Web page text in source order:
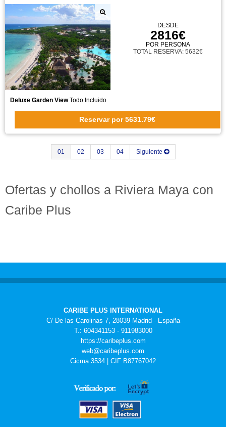
DESDE
2816€
POR PERSONA
TOTAL RESERVA: 5632€
Deluxe Garden ViewTodo Incluido
Reservar por 5631.79€
01 02 03 04 Siguiente
Ofertas y chollos a Riviera Maya con
Caribe Plus
CARIBE PLUS INTERNATIONAL
C/ De las Carolinas 7, 28039 Madrid - España
T.: 604341153 - 911983000
https://caribeplus.com
web@caribeplus.com
Cicma 3534 | CIF B87767042